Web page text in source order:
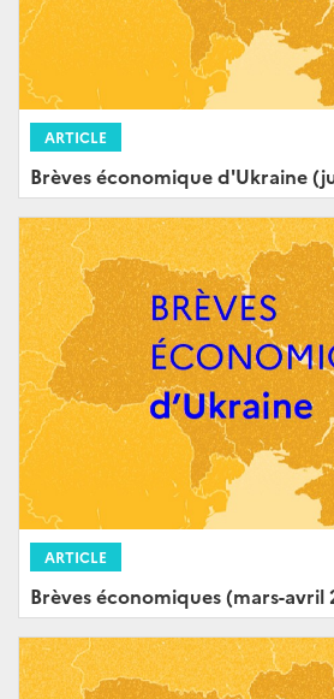
ARTICLE
Brèves économique d'Ukraine
ARTICLE
Brèves économiques (mars-avril